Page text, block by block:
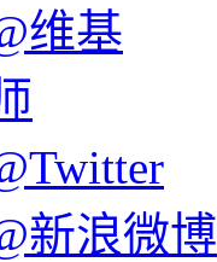
维基
新浪微博